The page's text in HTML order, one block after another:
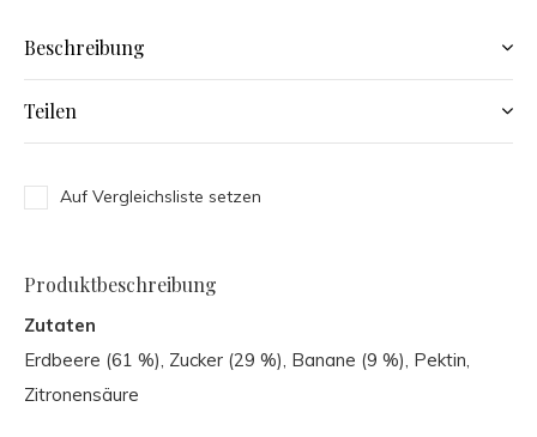
Beschreibung
Teilen
Auf Vergleichsliste setzen
Produktbeschreibung
Zutaten
Erdbeere (61 %), Zucker (29 %), Banane (9 %), Pektin,
Zitronensäure